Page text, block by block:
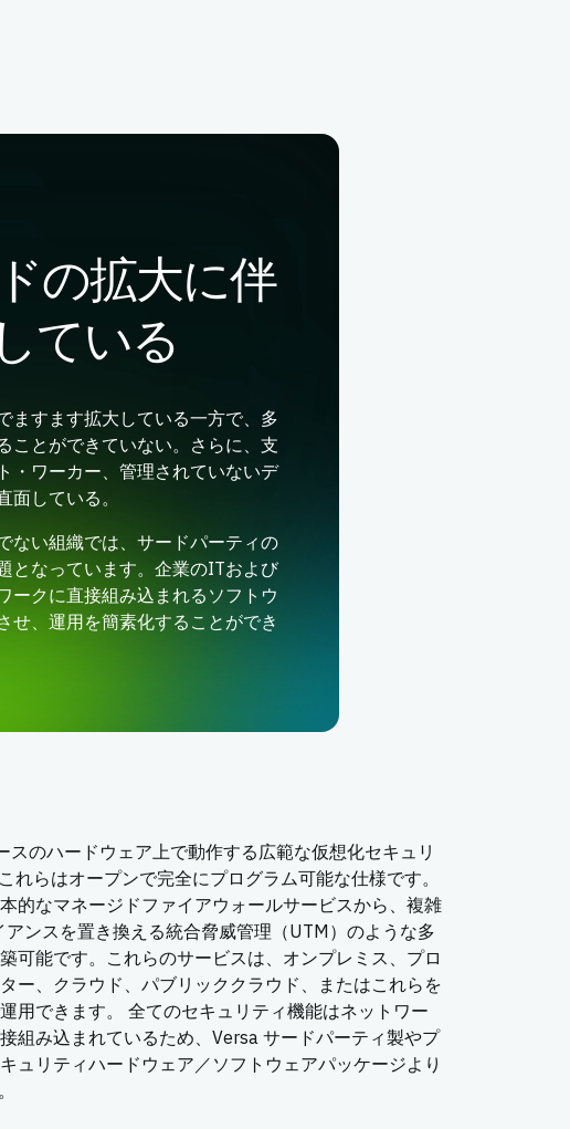
の拡大に伴
ている
ますます拡大している一方で、多
ことができていない。さらに、支
・ワーカー、管理されていないデ
している。
ない組織では、サードパーティの
となっています。企業のITおよび
ークに直接組み込まれるソフトウ
せ、運用を簡素化することができ
スのハードウェア上で動作する広範な仮想化セキュリ
れらはオープンで完全にプログラム可能な仕様です。
的なマネージドファイアウォールサービスから、複雑
ンスを置き換える統合脅威管理（UTM）のような多
可能です。これらのサービスは、オンプレミス、プロ
ー、クラウド、パブリッククラウド、またはこれらを
用できます。 全てのセキュリティ機能はネットワー
組み込まれているため、Versa サードパーティ製やプ
ュリティハードウェア／ソフトウェアパッケージより